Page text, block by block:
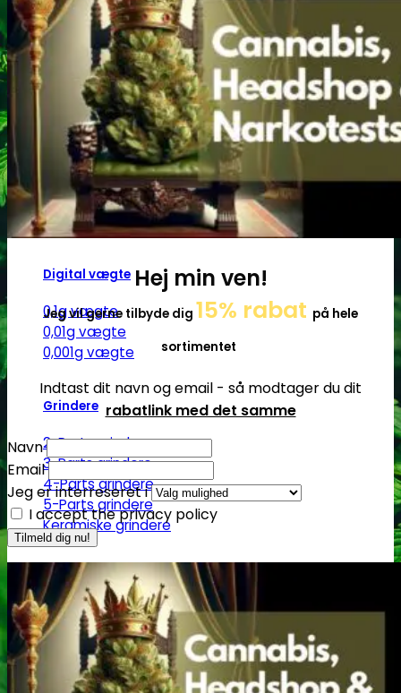
Ø20
SG14
Sniff & Snus
Master blastere
Snuff Box
Snifferør
Sniffesæt
Pulverbeholdere
Pulverknusere
Digital vægte
0,1g vægte
0,01g vægte
0,001g vægte
Grindere
2-Parts grindere
3-Parts grindere
4-Parts grindere
5-Parts grindere
Keramiske grindere
Røgelse
Røgelsespinde
Røgelseskegler
Salviebundter
Røgelsesholdere
Hej min ven!
Jeg vil gerne tilbyde dig 15% rabat på hele
sortimentet
Indtast dit navn og email - så modtager du dit
rabatlink med det samme
Navn
Email
Jeg er interreseret i
I accept the privacy policy